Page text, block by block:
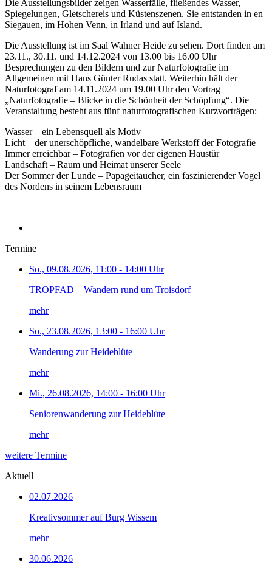
Die Ausstellungsbilder zeigen Wasserfälle, fließendes Wasser,
Spiegelungen, Gletschereis und Küstenszenen. Sie entstanden in en
Siegauen, im Hohen Venn, in Irland und auf Island.
Die Ausstellung ist im Saal Wahner Heide zu sehen. Dort finden am
23.11., 30.11. und 14.12.2024 von 13.00 bis 16.00 Uhr
Besprechungen zu den Bildern und zur Naturfotografie im
Allgemeinen mit Hans Günter Rudas statt. Weiterhin hält der
Naturfotograf am 14.11.2024 um 19.00 Uhr den Vortrag
„Naturfotografie – Blicke in die Schönheit der Schöpfung“. Die
Veranstaltung besteht aus fünf naturfotografischen Kurzvorträgen:
Wasser – ein Lebensquell als Motiv
Licht – der unerschöpfliche, wandelbare Werkstoff der Fotografie
Immer erreichbar – Fotografien vor der eigenen Haustür
Landschaft – Raum und Heimat unserer Seele
Der Sommer der Lunde – Papageitaucher, ein faszinierender Vogel
des Nordens in seinem Lebensraum
Termine
So., 09.08.2026, 11:00 - 14:00 Uhr
TROPFAD – Wandern rund um Troisdorf
mehr
So., 23.08.2026, 13:00 - 16:00 Uhr
Wanderung zur Heideblüte
mehr
Mi., 26.08.2026, 14:00 - 16:00 Uhr
Seniorenwanderung zur Heideblüte
mehr
weitere Termine
Aktuell
02.07.2026
Kreativsommer auf Burg Wissem
mehr
30.06.2026